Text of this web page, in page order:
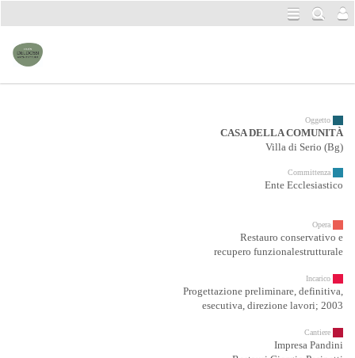
Oggetto
CASA DELLA COMUNITÀ
Villa di Serio (Bg)
Committenza
Ente Ecclesiastico
Opera
Restauro conservativo e
recupero funzionalestrutturale
Incarico
Progettazione preliminare, definitiva,
esecutiva, direzione lavori; 2003
Cantiere
Impresa Pandini